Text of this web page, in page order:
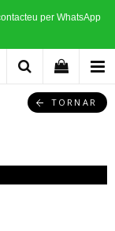
per WhatsApp
TORNAR